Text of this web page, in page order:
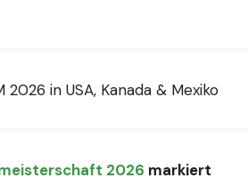
2026 markiert